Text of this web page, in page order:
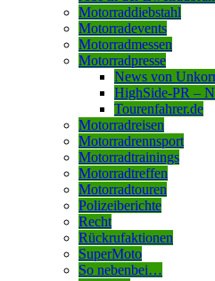
Motorraddiebstahl
Motorradevents
Motorradmessen
Motorradpresse
News von
HighSide-PR –
Tourenfahrer.de
Motorradreisen
Motorradrennsport
Motorradtrainings
Motorradtreffen
Motorradtouren
Polizeiberichte
Recht
Rückrufaktionen
SuperMoto
So nebenbei…